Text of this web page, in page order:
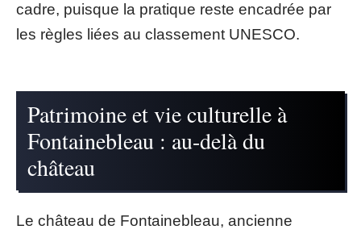
cadre, puisque la pratique reste encadrée par
les règles liées au classement UNESCO.
Patrimoine et vie culturelle à
Fontainebleau : au-delà du
château
Le château de Fontainebleau, ancienne